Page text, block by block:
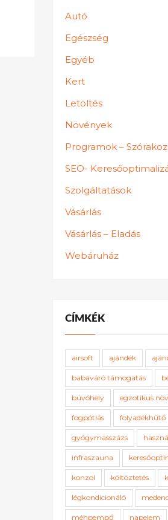
Autó
Egészség
Egyéb
Kert
Letöltés
Növények
Programok –
SEO-
Szolgáltatások
Vásárlás
Vásárlás – Eladás
Webáruház
CÍMKÉK
airsoft ajándék
babaváró támogatás
búvóhely egzotikus
fogpótlás folyadékhűtő
gyógymasszázs
infraszauna
konzol költöztetés
légkondicionáló
méhpempő napelem